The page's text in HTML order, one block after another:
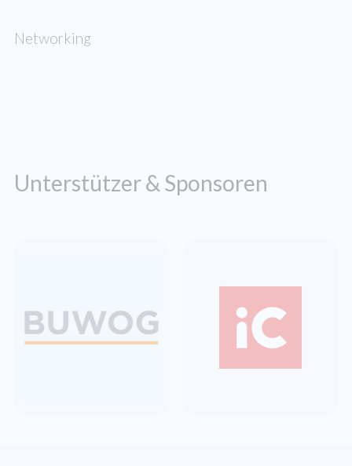
Networking
Unterstützer & Sponsoren